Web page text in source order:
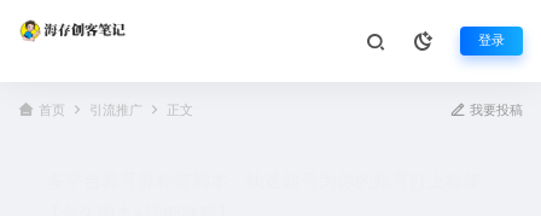
登录
首页 引流推广 正文 我要投稿